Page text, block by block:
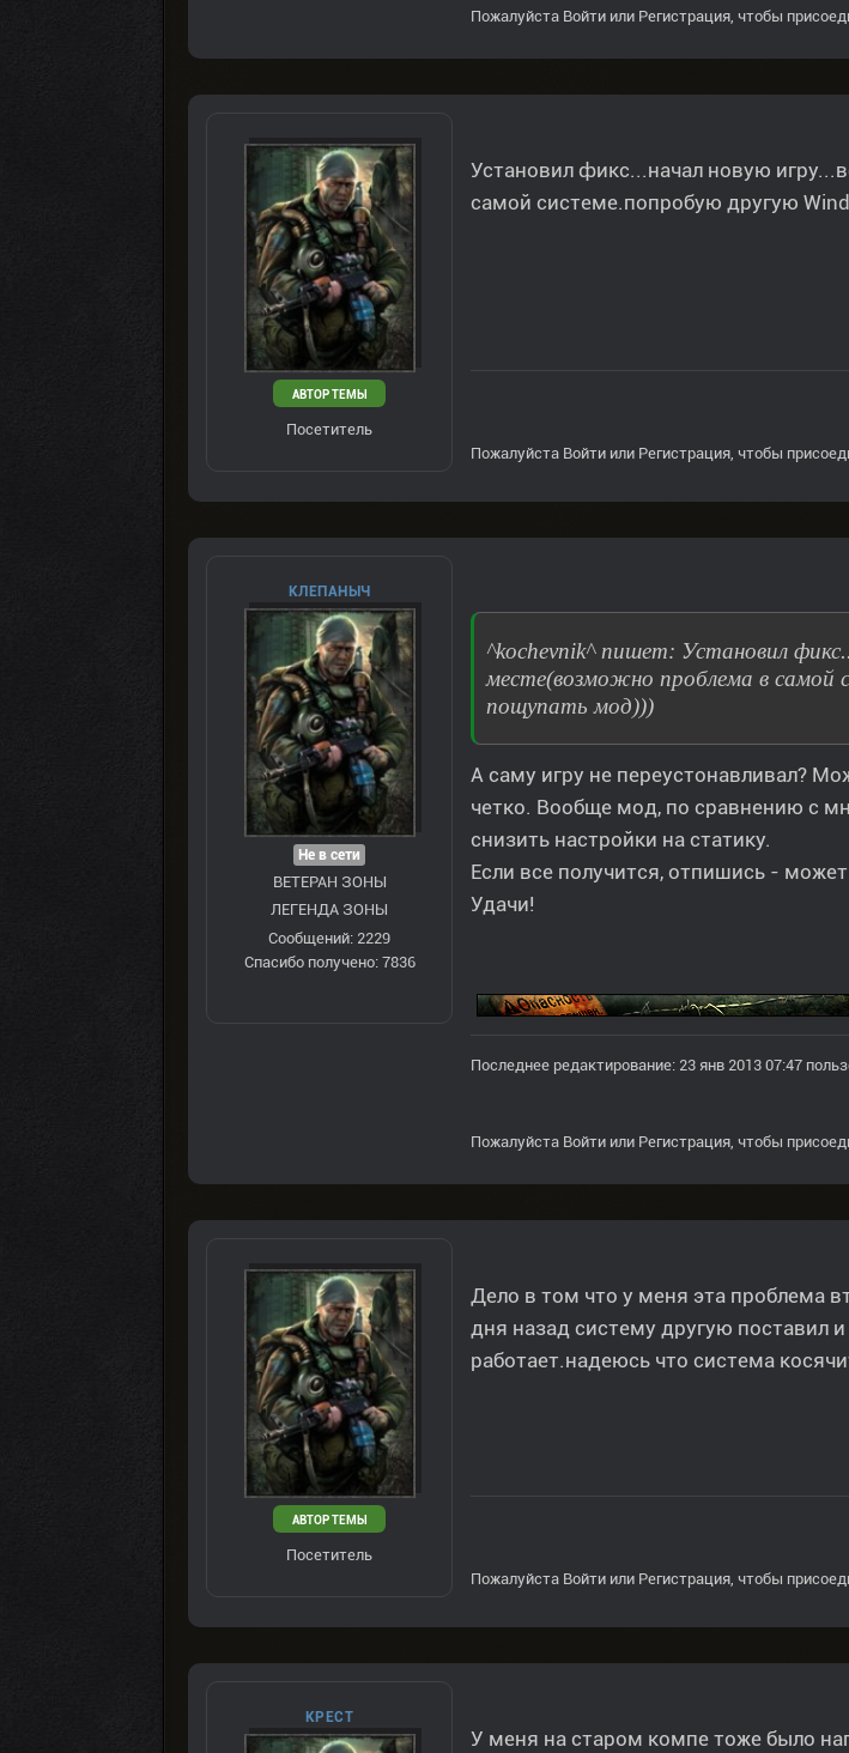
Пожалуйста Войти или Регистрация, чтобы
АВТОР ТЕМЫ
Посетитель
Установил фикс...начал новую
самой системе.попробую другую
Пожалуйста Войти или Регистрация, чтобы
КЛЕПАНЫЧ
Не в сети
ВЕТЕРАН ЗOНЫ
ЛЕГЕНДА ЗОНЫ
Сообщений: 2229
Спасибо получено: 7836
^kochevnik^ пишет: Установил
месте(возможно проблема в самой
пощупать мод)))
А саму игру не переустонавливал?
четко. Вообще мод, по сравнению с
снизить настройки на статику.
Если все получится, отпишись -
Удачи!
Последнее редактирование: 23 янв 2013 07:47
Пожалуйста Войти или Регистрация, чтобы
АВТОР ТЕМЫ
Посетитель
Дело в том что у меня эта проблема
дня назад систему другую поставил
работает.надеюсь что система
Пожалуйста Войти или Регистрация, чтобы
КРЕСТ
У меня на старом компе тоже было